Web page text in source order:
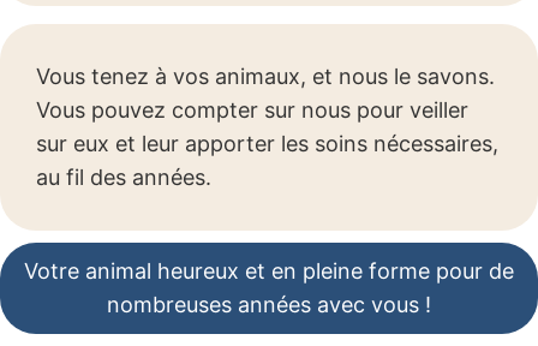
Vous tenez à vos animaux, et nous le savons.
Vous pouvez compter sur nous pour veiller
sur eux et leur apporter les soins nécessaires,
au fil des années.
Votre animal heureux et en pleine forme pour de
nombreuses années avec vous !